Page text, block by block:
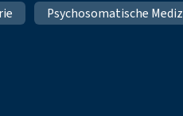
Psychosomatische